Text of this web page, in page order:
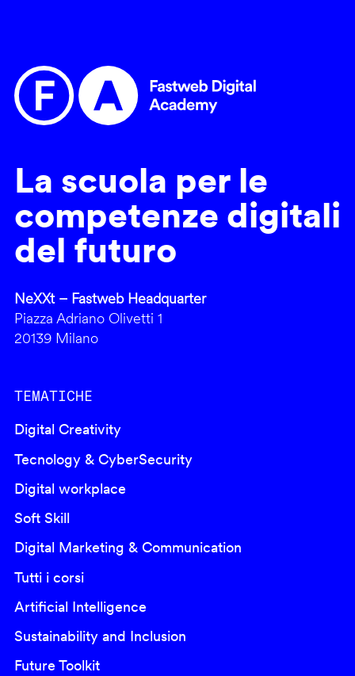
La scuola per le
competenze digitali
del futuro
NeXXt – Fastweb Headquarter
Piazza Adriano Olivetti 1
20139 Milano
TEMATICHE
Digital Creativity
Tecnology & CyberSecurity
Digital workplace
Soft Skill
Digital Marketing & Communication
Tutti i corsi
Artificial Intelligence
Sustainability and Inclusion
Future Toolkit